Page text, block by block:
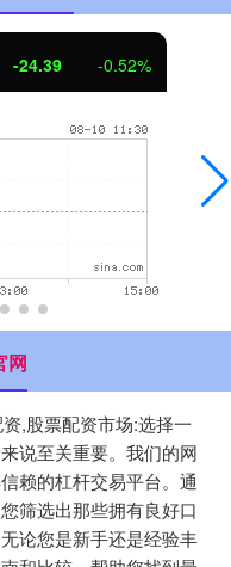
-8.79 -0.78%
网
,股票配资市场:选择一
说至关重要。我们的网
赖的杠杆交易平台。通
筛选出那些拥有良好口
论您是新手还是经验丰